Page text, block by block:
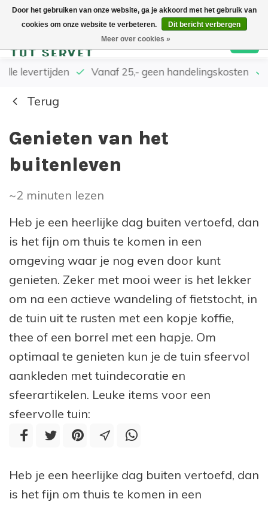
0
levertijden Vanaf 25,- geen handelingskosten
Terug
Genieten van het
buitenleven
~2 minuten lezen
Heb je een heerlijke dag buiten vertoefd, dan
is het fijn om thuis te komen in een
omgeving waar je nog even door kunt
genieten. Zeker met mooi weer is het lekker
om na een actieve wandeling of fietstocht, in
de tuin uit te rusten met een kopje koffie,
thee of een borrel met een hapje. Om
optimaal te genieten kun je de tuin sfeervol
aankleden met tuindecoratie en
sfeerartikelen. Leuke items voor een
sfeervolle tuin:
Heb je een heerlijke dag buiten vertoefd, dan
is het fijn om thuis te komen in een
Door het gebruiken van onze website, ga je akkoord met het gebruik van
cookies om onze website te verbeteren.
Dit bericht verbergen
Meer over cookies »